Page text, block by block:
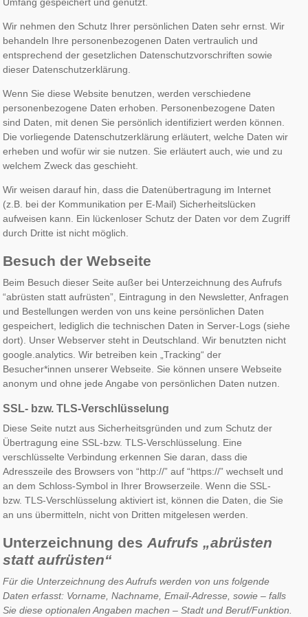
Wir nehmen den Schutz Ihrer persönlichen Daten sehr ernst. Wir
behandeln Ihre personenbezogenen Daten vertraulich und
entsprechend der gesetzlichen Datenschutzvorschriften sowie
dieser Datenschutzerklärung.
Wenn Sie diese Website benutzen, werden verschiedene
personenbezogene Daten erhoben. Personenbezogene Daten
sind Daten, mit denen Sie persönlich identifiziert werden können.
Die vorliegende Datenschutzerklärung erläutert, welche Daten wir
erheben und wofür wir sie nutzen. Sie erläutert auch, wie und zu
welchem Zweck das geschieht.
Wir weisen darauf hin, dass die Datenübertragung im Internet
(z.B. bei der Kommunikation per E-Mail) Sicherheitslücken
aufweisen kann. Ein lückenloser Schutz der Daten vor dem Zugriff
durch Dritte ist nicht möglich.
Besuch der Webseite
Beim Besuch dieser Seite außer bei Unterzeichnung des Aufrufs
“abrüsten statt aufrüsten”, Eintragung in den Newsletter, Anfragen
und Bestellungen werden von uns keine persönlichen Daten
gespeichert, lediglich die technischen Daten in Server-Logs (siehe
dort). Unser Webserver steht in Deutschland. Wir benutzten nicht
google.analytics. Wir betreiben kein „Tracking“ der
Besucher*innen unserer Webseite. Sie können unsere Webseite
anonym und ohne jede Angabe von persönlichen Daten nutzen.
SSL- bzw. TLS-Verschlüsselung
Diese Seite nutzt aus Sicherheitsgründen und zum Schutz der
Übertragung eine SSL-bzw. TLS-Verschlüsselung. Eine
verschlüsselte Verbindung erkennen Sie daran, dass die
Adresszeile des Browsers von “http://” auf “https://” wechselt und
an dem Schloss-Symbol in Ihrer Browserzeile. Wenn die SSL-
bzw. TLS-Verschlüsselung aktiviert ist, können die Daten, die Sie
an uns übermitteln, nicht von Dritten mitgelesen werden.
Unterzeichnung desAufrufs „abrüsten
statt aufrüsten“
Für die Unterzeichnung des Aufrufs werden von uns folgende
Daten erfasst: Vorname, Nachname, Email-Adresse, sowie – falls
Sie diese optionalen Angaben machen – Stadt und Beruf/Funktion.